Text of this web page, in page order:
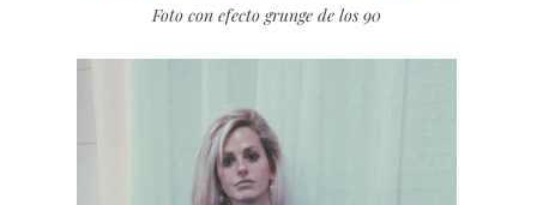
Foto con efecto grunge de los 90